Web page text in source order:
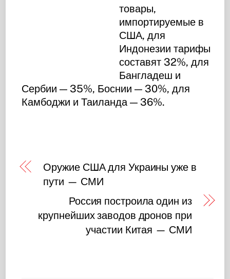
товары,
импортируемые в
США, для
Индонезии тарифы
составят 32%, для
Бангладеш и
Сербии — 35%, Боснии — 30%, для
Камбоджи и Таиланда — 36%.
Оружие США для Украины уже в
пути — СМИ
Россия построила один из
крупнейших заводов дронов при
участии Китая — СМИ